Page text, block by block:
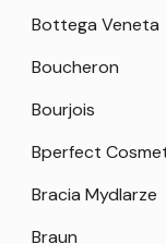
Bottega Veneta
Boucheron
Bourjois
Bperfect
Bracia Mydlarze
Braun